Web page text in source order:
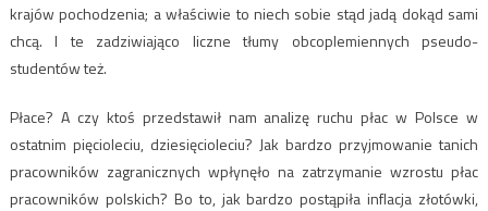
krajów pochodzenia; a właściwie to niech sobie stąd jadą dokąd sami
chcą. I te zadziwiająco liczne tłumy obcoplemiennych pseudo-
studentów też.
Płace? A czy ktoś przedstawił nam analizę ruchu płac w Polsce w
ostatnim pięcioleciu, dziesięcioleciu? Jak bardzo przyjmowanie tanich
pracowników zagranicznych wpłynęło na zatrzymanie wzrostu płac
pracowników polskich? Bo to, jak bardzo postąpiła inflacja złotówki,